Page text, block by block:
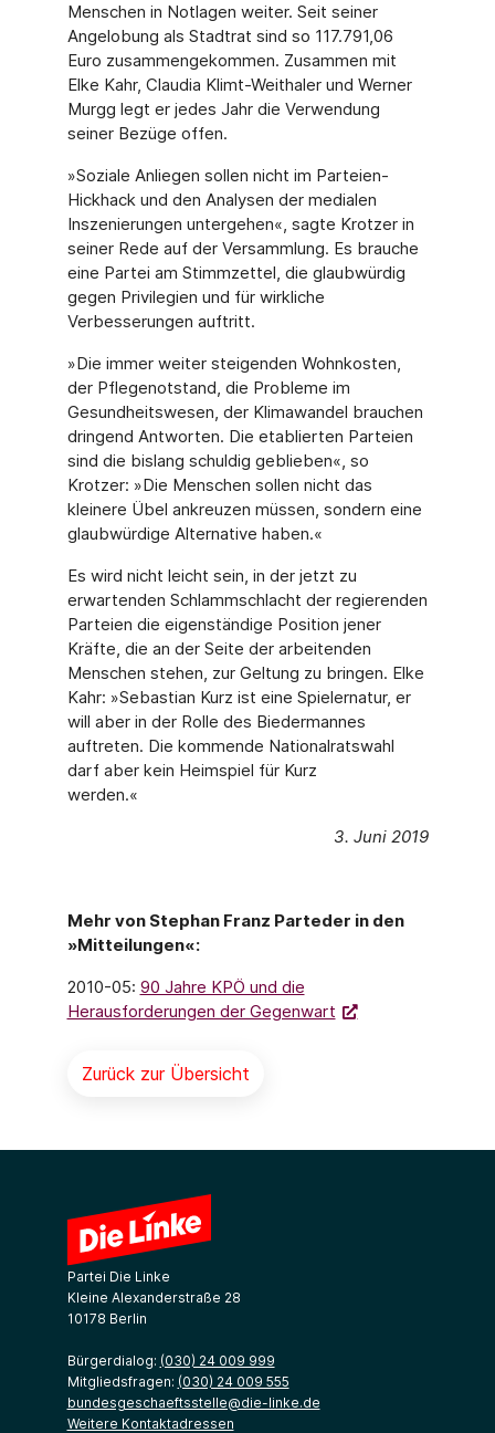
Menschen in Notlagen weiter. Seit seiner
Angelobung als Stadtrat sind so 117.791,06
Euro zusammengekommen. Zusammen mit
Elke Kahr, Claudia Klimt-Weithaler und Werner
Murgg legt er jedes Jahr die Verwendung
seiner Bezüge offen.
»Soziale Anliegen sollen nicht im Parteien-
Hickhack und den Analysen der medialen
Inszenierungen untergehen«, sagte Krotzer in
seiner Rede auf der Versammlung. Es brauche
eine Partei am Stimmzettel, die glaubwürdig
gegen Privilegien und für wirkliche
Verbesserungen auftritt.
»Die immer weiter steigenden Wohnkosten,
der Pflegenotstand, die Probleme im
Gesundheitswesen, der Klimawandel brauchen
dringend Antworten. Die etablierten Parteien
sind die bislang schuldig geblieben«, so
Krotzer: »Die Menschen sollen nicht das
kleinere Übel ankreuzen müssen, sondern eine
glaubwürdige Alternative haben.«
Es wird nicht leicht sein, in der jetzt zu
erwartenden Schlammschlacht der regierenden
Parteien die eigenständige Position jener
Kräfte, die an der Seite der arbeitenden
Menschen stehen, zur Geltung zu bringen. Elke
Kahr: »Sebastian Kurz ist eine Spielernatur, er
will aber in der Rolle des Biedermannes
auftreten. Die kommende Nationalratswahl
darf aber kein Heimspiel für Kurz
werden.«
3. Juni 2019
Mehr von Stephan Franz Parteder in den
»Mitteilungen«:
2010-05: 90 Jahre KPÖ und die
Herausforderungen der Gegenwart
Zurück zur Übersicht
Partei Die Linke
Kleine Alexanderstraße 28
10178 Berlin
Bürgerdialog: (030) 24 009 999
Mitgliedsfragen: (030) 24 009 555
bundesgeschaeftsstelle@die-linke.de
Weitere Kontaktadressen